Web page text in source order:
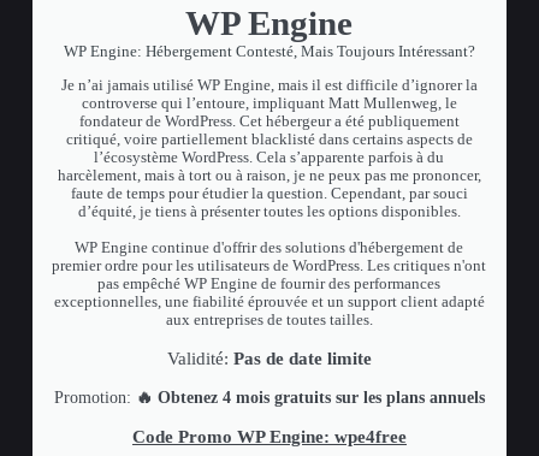
WP Engine
WP Engine: Hébergement Contesté, Mais Toujours Intéressant?
Je n’ai jamais utilisé WP Engine, mais il est difficile d’ignorer la
controverse qui l’entoure, impliquant Matt Mullenweg, le
fondateur de WordPress. Cet hébergeur a été publiquement
critiqué, voire partiellement blacklisté dans certains aspects de
l’écosystème WordPress. Cela s’apparente parfois à du
harcèlement, mais à tort ou à raison, je ne peux pas me prononcer,
faute de temps pour étudier la question. Cependant, par souci
d’équité, je tiens à présenter toutes les options disponibles.
WP Engine continue d'offrir des solutions d'hébergement de
premier ordre pour les utilisateurs de WordPress. Les critiques n'ont
pas empêché WP Engine de fournir des performances
exceptionnelles, une fiabilité éprouvée et un support client adapté
aux entreprises de toutes tailles.
Validité: Pas de date limite
Promotion: 🔥 Obtenez 4 mois gratuits sur les plans annuels
Code Promo WP Engine: wpe4free